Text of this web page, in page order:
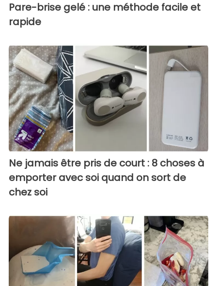
Pare-brise gelé : une méthode facile et
rapide
Ne jamais être pris de court : 8 choses à
emporter avec soi quand on sort de
chez soi